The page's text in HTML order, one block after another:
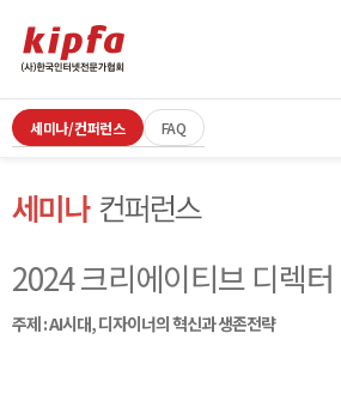
세미나/컨퍼런스 FAQ
2024 크리에이티브 디렉
주제 : AI시대, 디자이너의 혁신과 생존전략